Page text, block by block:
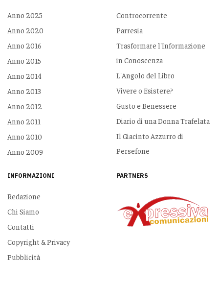
Anno 2025
Anno 2020
Anno 2016
Anno 2015
Anno 2014
Anno 2013
Anno 2012
Anno 2011
Anno 2010
Anno 2009
Controcorrente
Parresia
Trasformare l'Informazione
in Conoscenza
L'Angolo del Libro
Vivere o Esistere?
Gusto e Benessere
Diario di una Donna Trafelata
Il Giacinto Azzurro di
Persefone
INFORMAZIONI
Redazione
Chi Siamo
Contatti
Copyright & Privacy
Pubblicità
PARTNERS